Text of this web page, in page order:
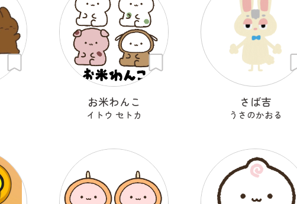
お米わんこ
イトウ セトカ
さば吉
うさのかおる